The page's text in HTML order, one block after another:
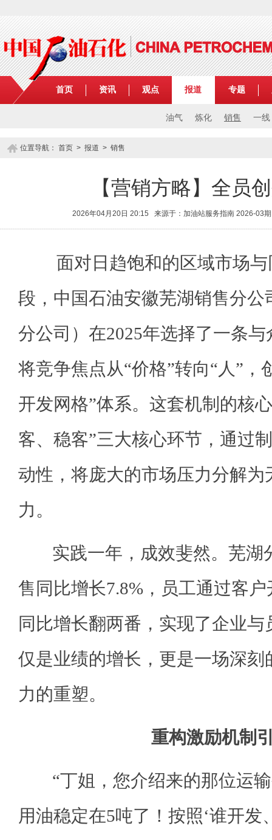
首页 资讯 观点 报道
油气 炼化 销售 一线
专题
位置导航： 首页 > 报道 > 销售
【营销方略】全员
2026年04月20日 20:15 来源于：加油站服务指南 2026-
面对日趋饱和的区域市场
段，中国石油安徽芜湖销售分公
分公司）在2025年选择了一条
将竞争焦点从“价格”转向“人”，
开发网格”体系。这套机制的核
客、稳客”三大核心环节，通过
动性，将庞大的市场压力分解为
力。
实践一年，成效斐然。芜湖
售同比增长7.8%，员工通过客
同比增长翻两番，实现了企业与
仅是业绩的增长，更是一场深刻
力的重塑。
重构激励机制
“丁姐，您介绍来的那位运输
用油稳定在5吨了！按照‘谁开发